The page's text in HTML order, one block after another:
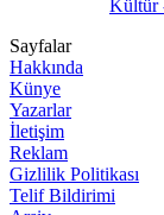
Kültür
Sayfalar
Hakkında
Künye
Yazarlar
İletişim
Reklam
Gizlilik Politikası
Telif Bildirimi